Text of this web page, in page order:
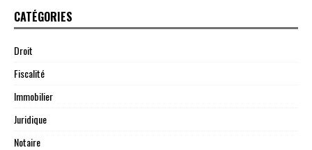
CATÉGORIES
Droit
Fiscalité
Immobilier
Juridique
Notaire